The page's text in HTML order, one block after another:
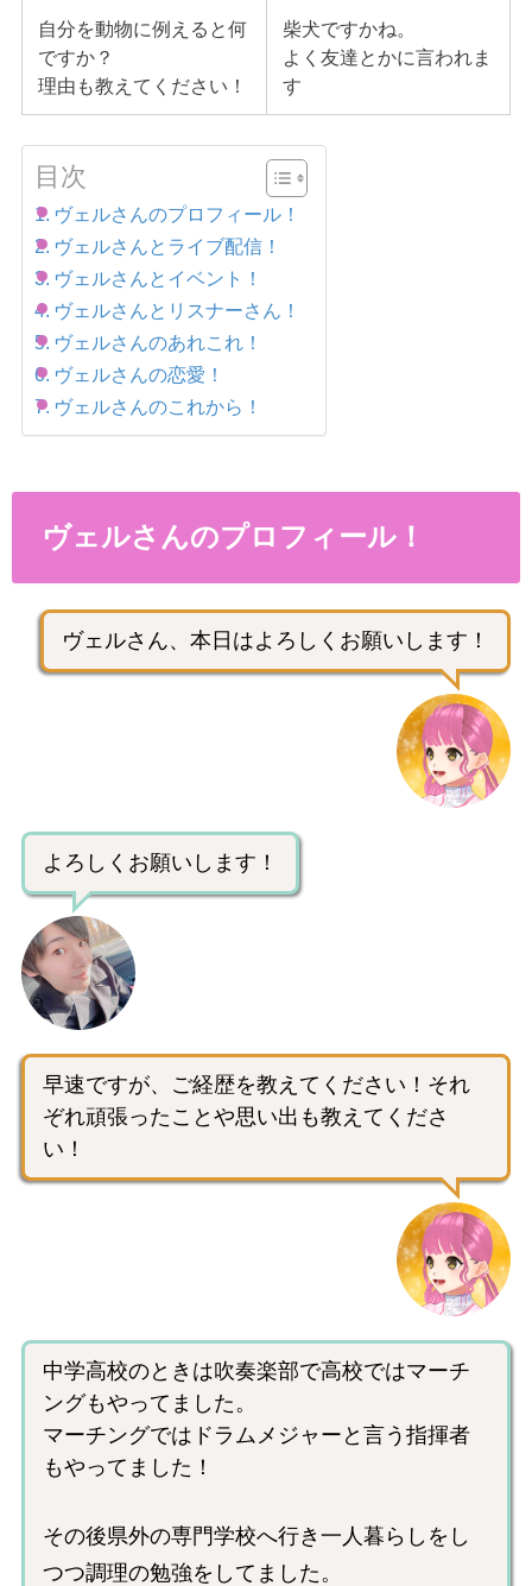
自分を動物に例えると何
ですか？
理由も教えてください！
柴犬ですかね。
よく友達とかに言われま
す
目次
ヴェルさんのプロフィール！
ヴェルさんとライブ配信！
ヴェルさんとイベント！
ヴェルさんとリスナーさん！
ヴェルさんのあれこれ！
ヴェルさんの恋愛！
ヴェルさんのこれから！
ヴェルさんのプロフィール！
ヴェルさん、本日はよろしくお願いします！
よろしくお願いします！
早速ですが、ご経歴を教えてください！それ
ぞれ頑張ったことや思い出も教えてくださ
い！
中学高校のときは吹奏楽部で高校ではマーチ
ングもやってました。
マーチングではドラムメジャーと言う指揮者
もやってました！
その後県外の専門学校へ行き一人暮らしをし
つつ調理の勉強をしてました。